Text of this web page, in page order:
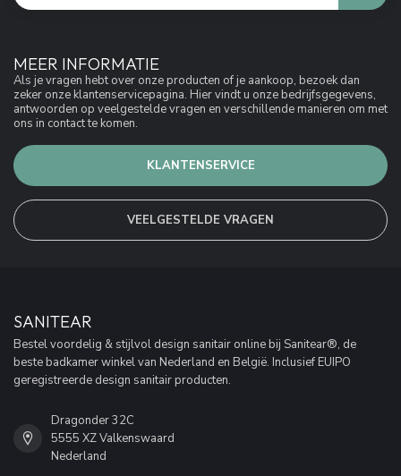
MEER INFORMATIE
Als je vragen hebt over onze producten of je aankoop, bezoek dan
zeker onze klantenservicepagina. Hier vindt u onze bedrijfsgegevens,
antwoorden op veelgestelde vragen en verschillende manieren om met
ons in contact te komen.
KLANTENSERVICE
VEELGESTELDE VRAGEN
SANITEAR
Bestel voordelig & stijlvol design sanitair online bij Sanitear®, de
beste badkamer winkel van Nederland en België. Inclusief EUIPO
geregistreerde design sanitair producten.
Dragonder 32C
5555 XZ Valkenswaard
Nederland